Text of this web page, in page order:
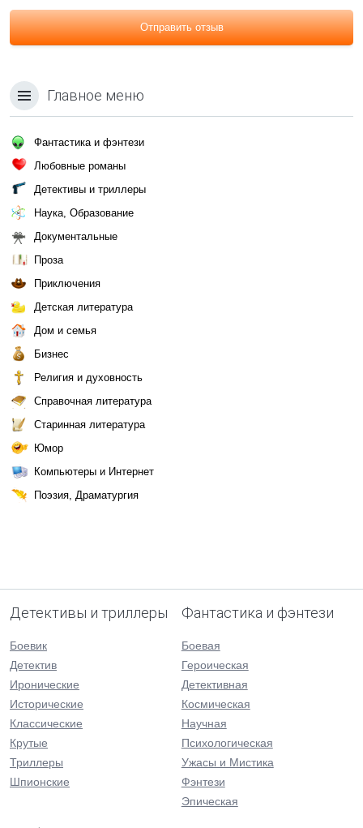
Отправить отзыв
Главное меню
Фантастика и фэнтези
Любовные романы
Детективы и триллеры
Наука, Образование
Документальные
Проза
Приключения
Детская литература
Дом и семья
Бизнес
Религия и духовность
Справочная литература
Старинная литература
Юмор
Компьютеры и Интернет
Поэзия, Драматургия
Детективы и триллеры
Боевик
Детектив
Иронические
Исторические
Классические
Крутые
Триллеры
Шпионские
Фантастика и фэнтези
Боевая
Героическая
Детективная
Космическая
Научная
Психологическая
Ужасы и Мистика
Фэнтези
Эпическая